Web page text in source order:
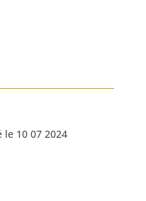
le 10 07 2024